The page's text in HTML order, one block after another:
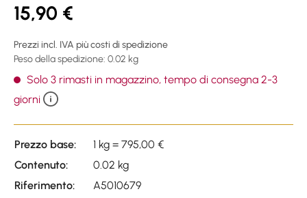
15,90 €
Prezzi incl. IVA più costi di spedizione
Peso della spedizione: 0.02 kg
Solo 3 rimasti in magazzino, tempo di consegna 2-3
giorni
Prezzo base:
1 kg = 795,00 €
Contenuto:
0.02 kg
Riferimento:
A5010679